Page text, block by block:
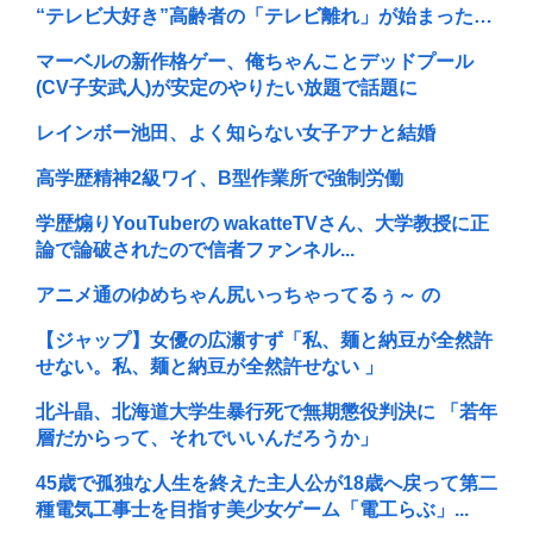
“テレビ大好き”高齢者の「テレビ離れ」が始まった…
マーベルの新作格ゲー、俺ちゃんことデッドプール
(CV子安武人)が安定のやりたい放題で話題に
レインボー池田、よく知らない女子アナと結婚
高学歴精神2級ワイ、B型作業所で強制労働
学歴煽りYouTuberの wakatteTVさん、大学教授に正
論で論破されたので信者ファンネル...
アニメ通のゆめちゃん尻いっちゃってるぅ～ の
【ジャップ】女優の広瀬すず「私、麺と納豆が全然許
せない。私、麺と納豆が全然許せない 」
北斗晶、北海道大学生暴行死で無期懲役判決に 「若年
層だからって、それでいいんだろうか」
45歳で孤独な人生を終えた主人公が18歳へ戻って第二
種電気工事士を目指す美少女ゲーム「電工らぶ」...